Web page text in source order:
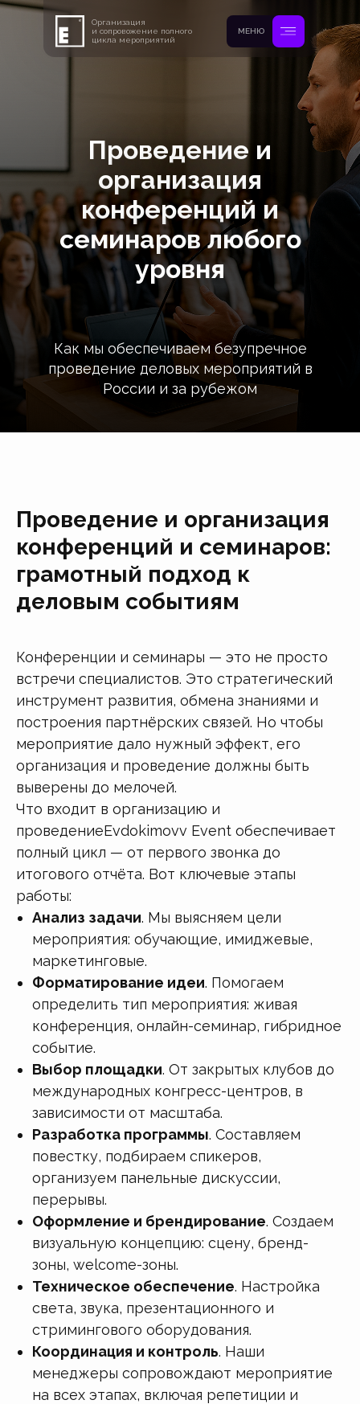
МЕНЮ
Организация
и сопровожение полного
цикла мероприятий
Проведение и
организация
конференций и
семинаров любого
уровня
Как мы обеспечиваем безупречное
проведение деловых мероприятий в
России и за рубежом
Проведение и организация
конференций и семинаров:
грамотный подход к
деловым событиям
Конференции и семинары — это не просто
встречи специалистов. Это стратегический
инструмент развития, обмена знаниями и
построения партнёрских связей. Но чтобы
мероприятие дало нужный эффект, его
организация и проведение должны быть
выверены до мелочей.
Что входит в организацию и
проведениеEvdokimovv Event обеспечивает
полный цикл — от первого звонка до
итогового отчёта. Вот ключевые этапы
работы:
Анализ задачи. Мы выясняем цели
мероприятия: обучающие, имиджевые,
маркетинговые.
Форматирование идеи. Помогаем
определить тип мероприятия: живая
конференция, онлайн-семинар, гибридное
событие.
Выбор площадки. От закрытых клубов до
международных конгресс-центров, в
зависимости от масштаба.
Разработка программы. Составляем
повестку, подбираем спикеров,
организуем панельные дискуссии,
перерывы.
Оформление и брендирование. Создаем
визуальную концепцию: сцену, бренд-
зоны, welcome-зоны.
Техническое обеспечение. Настройка
света, звука, презентационного и
стримингового оборудования.
Координация и контроль. Наши
менеджеры сопровождают мероприятие
на всех этапах, включая репетиции и